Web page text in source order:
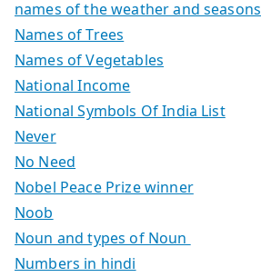
names of the weather and seasons
Names of Trees
Names of Vegetables
National Income
National Symbols Of India List
Never
No Need
Nobel Peace Prize winner
Noob
Noun and types of Noun
Numbers in hindi